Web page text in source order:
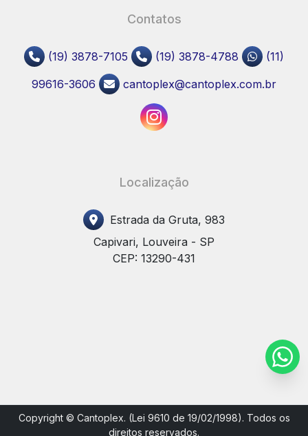
Contatos
(19) 3878-7105 (19) 3878-4788
(11)
99616-3606
cantoplex@cantoplex.com.br
Localização
Estrada da Gruta, 983
Capivari, Louveira - SP
CEP: 13290-431
Copyright © Cantoplex. (Lei 9610 de 19/02/1998). Todos os
direitos reservados.